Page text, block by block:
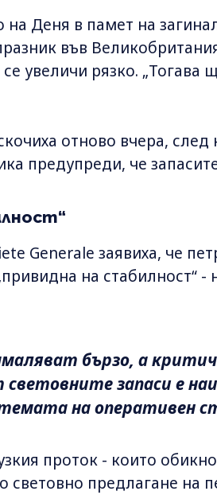
на Деня в памет на
във
увеличи рязко. „Тогава
отново вчера,
предупреди, че
Generale заявиха, че
на стабилност“ -
бързо, а
запаси е
на оперативен
проток - които
световно предлагане на